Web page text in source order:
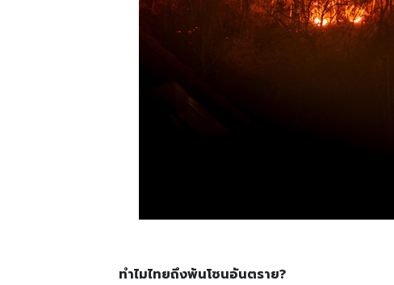
ทำไมไทยถึงพ้นโซนอันตราย?